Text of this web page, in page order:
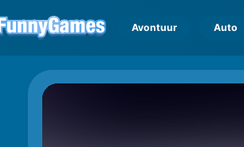
Avontuur Auto